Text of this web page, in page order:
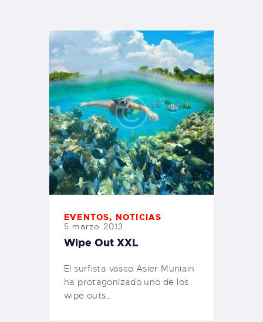
PEDIDOS
EVENTOS, NOTICIAS
5 marzo 2013
Wipe Out XXL
El surfista vasco Asier Muniain
ha protagonizado uno de los
wipe outs…